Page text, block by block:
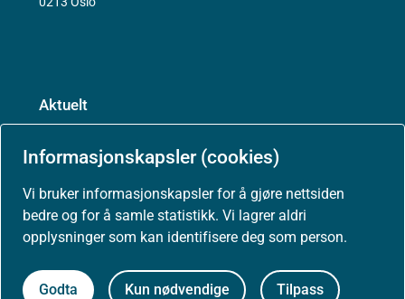
Informasjonskapsler (cookies)
Vi bruker informasjonskapsler for å gjøre nettsiden
bedre og for å samle statistikk. Vi lagrer aldri
opplysninger som kan identifisere deg som person.
Godta Kun nødvendige Tilpass
Aktuelt
Nyheter
Arrangementer